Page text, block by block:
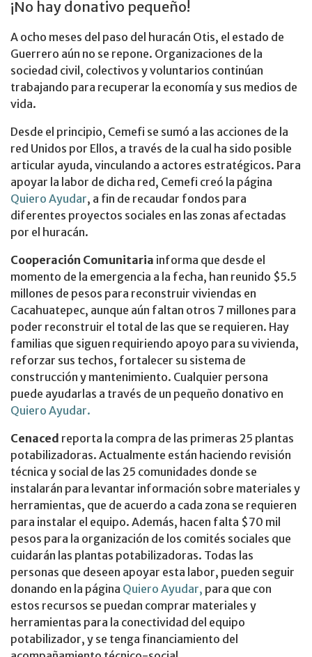
¡No hay donativo pequeño!
A ocho meses del paso del huracán Otis, el estado de
Guerrero aún no se repone. Organizaciones de la
sociedad civil, colectivos y voluntarios continúan
trabajando para recuperar la economía y sus medios de
vida.
Desde el principio, Cemefi se sumó a las acciones de la
red Unidos por Ellos, a través de la cual ha sido posible
articular ayuda, vinculando a actores estratégicos. Para
apoyar la labor de dicha red, Cemefi creó la página
Quiero Ayudar, a fin de recaudar fondos para
diferentes proyectos sociales en las zonas afectadas
por el huracán.
Cooperación Comunitaria informa que desde el
momento de la emergencia a la fecha, han reunido $5.5
millones de pesos para reconstruir viviendas en
Cacahuatepec, aunque aún faltan otros 7 millones para
poder reconstruir el total de las que se requieren. Hay
familias que siguen requiriendo apoyo para su vivienda,
reforzar sus techos, fortalecer su sistema de
construcción y mantenimiento. Cualquier persona
puede ayudarlas a través de un pequeño donativo en
Quiero Ayudar.
Cenaced reporta la compra de las primeras 25 plantas
potabilizadoras. Actualmente están haciendo revisión
técnica y social de las 25 comunidades donde se
instalarán para levantar información sobre materiales y
herramientas, que de acuerdo a cada zona se requieren
para instalar el equipo. Además, hacen falta $70 mil
pesos para la organización de los comités sociales que
cuidarán las plantas potabilizadoras. Todas las
personas que deseen apoyar esta labor, pueden seguir
donando en la página Quiero Ayudar, para que con
estos recursos se puedan comprar materiales y
herramientas para la conectividad del equipo
potabilizador, y se tenga financiamiento del